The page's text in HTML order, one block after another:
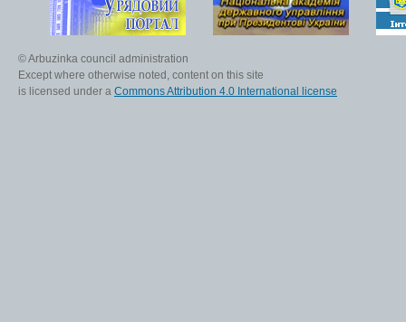
© Arbuzinka council administration
Except where otherwise noted, content on this site
is licensed under a Commons Attribution 4.0 International license